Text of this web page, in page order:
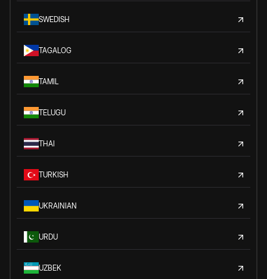
SWEDISH
TAGALOG
TAMIL
TELUGU
THAI
TURKISH
UKRAINIAN
URDU
UZBEK